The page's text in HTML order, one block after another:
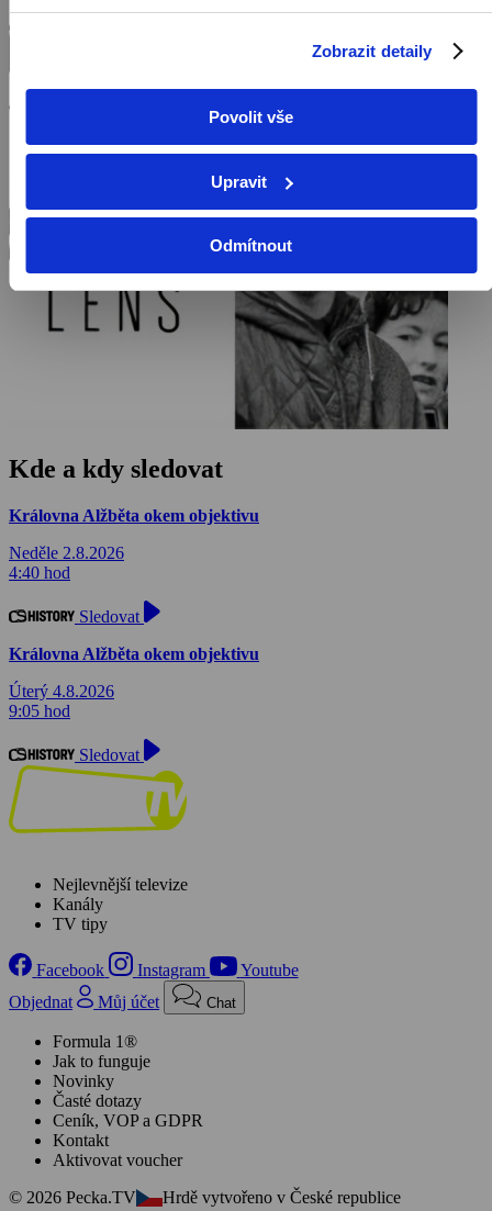
Zobrazit detaily
Povolit vše
Upravit
Odmítnout
Kde a kdy sledovat
Královna Alžběta okem objektivu
Neděle 2.8.2026
4:40 hod
Sledovat
Královna Alžběta okem objektivu
Úterý 4.8.2026
9:05 hod
Sledovat
Nejlevnější televize
Kanály
TV tipy
Facebook Instagram
Youtube
Objednat
Můj účet Chat
Formula 1®
Jak to funguje
Novinky
Časté dotazy
Ceník, VOP a GDPR
Kontakt
Aktivovat voucher
© 2026 Pecka.TV
Hrdě vytvořeno v České republice